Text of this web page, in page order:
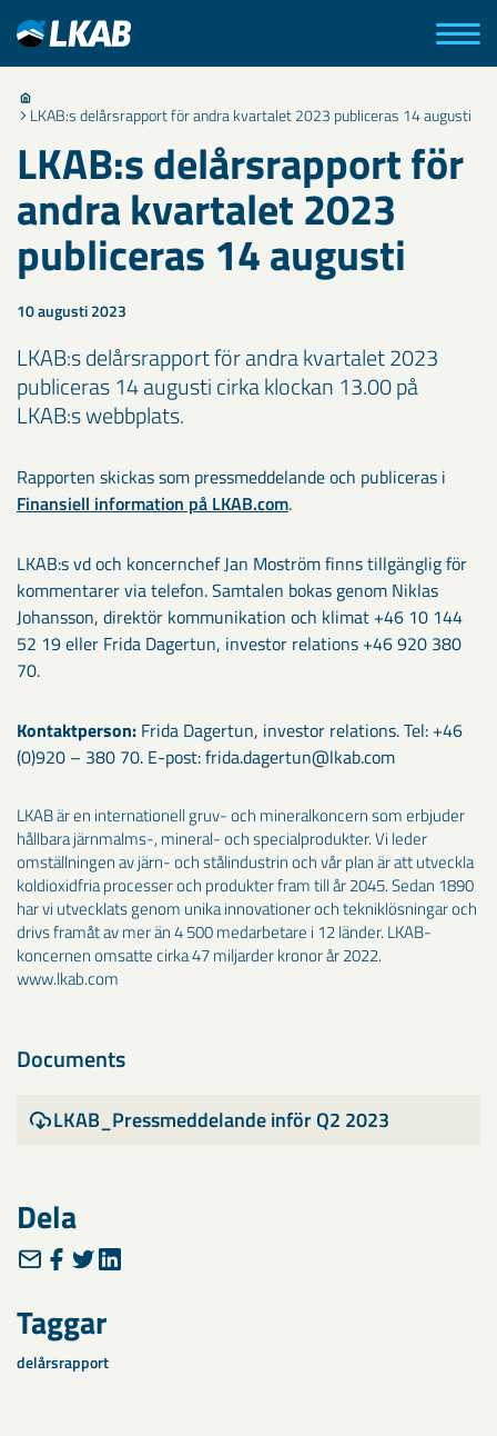
LKAB:s delårsrapport för andra kvartalet 2023 publiceras 14 augusti
LKAB:s delårsrapport för
andra kvartalet 2023
publiceras 14 augusti
10 augusti 2023
LKAB:s delårsrapport för andra kvartalet 2023
publiceras 14 augusti cirka klockan 13.00 på
LKAB:s webbplats.
Rapporten skickas som pressmeddelande och publiceras i
Finansiell information på LKAB.com.
LKAB:s vd och koncernchef Jan Moström finns tillgänglig för
kommentarer via telefon. Samtalen bokas genom Niklas
Johansson, direktör kommunikation och klimat +46 10 144
52 19 eller Frida Dagertun, investor relations +46 920 380
70.
Kontaktperson: Frida Dagertun, investor relations. Tel: +46
(0)920 – 380 70. E-post: frida.dagertun@lkab.com
LKAB är en internationell gruv- och mineralkoncern som erbjuder
hållbara järnmalms-, mineral- och specialprodukter. Vi leder
omställningen av järn- och stålindustrin och vår plan är att utveckla
koldioxidfria processer och produkter fram till år 2045. Sedan 1890
har vi utvecklats genom unika innovationer och tekniklösningar och
drivs framåt av mer än 4 500 medarbetare i 12 länder. LKAB-
koncernen omsatte cirka 47 miljarder kronor år 2022.
www.lkab.com
Documents
LKAB_Pressmeddelande inför Q2 2023
Dela
Taggar
delårsrapport